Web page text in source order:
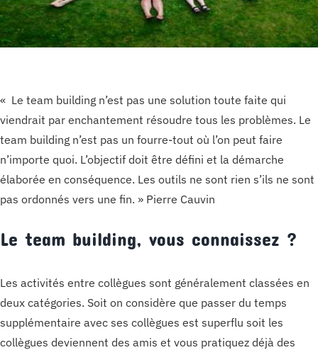
« Le team building n’est pas une solution toute faite qui
viendrait par enchantement résoudre tous les problèmes. Le
team building n’est pas un fourre-tout où l’on peut faire
n’importe quoi. L’objectif doit être défini et la démarche
élaborée en conséquence. Les outils ne sont rien s’ils ne sont
pas ordonnés vers une fin. » Pierre Cauvin
Le team building, vous connaissez ?
Les activités entre collègues sont généralement classées en
deux catégories. Soit on considère que passer du temps
supplémentaire avec ses collègues est superflu soit les
collègues deviennent des amis et vous pratiquez déjà des